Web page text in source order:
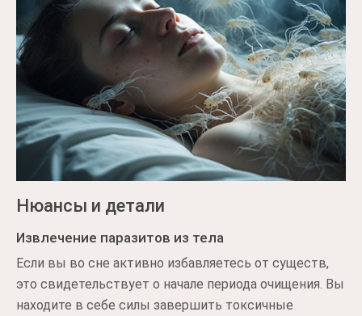
Нюансы и детали
Извлечение паразитов из тела
Если вы во сне активно избавляетесь от существ,
это свидетельствует о начале периода очищения. Вы
находите в себе силы завершить токсичные